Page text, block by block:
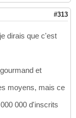
#313
dirais que c'est
et
moyens, mais ce
000 d'inscrits